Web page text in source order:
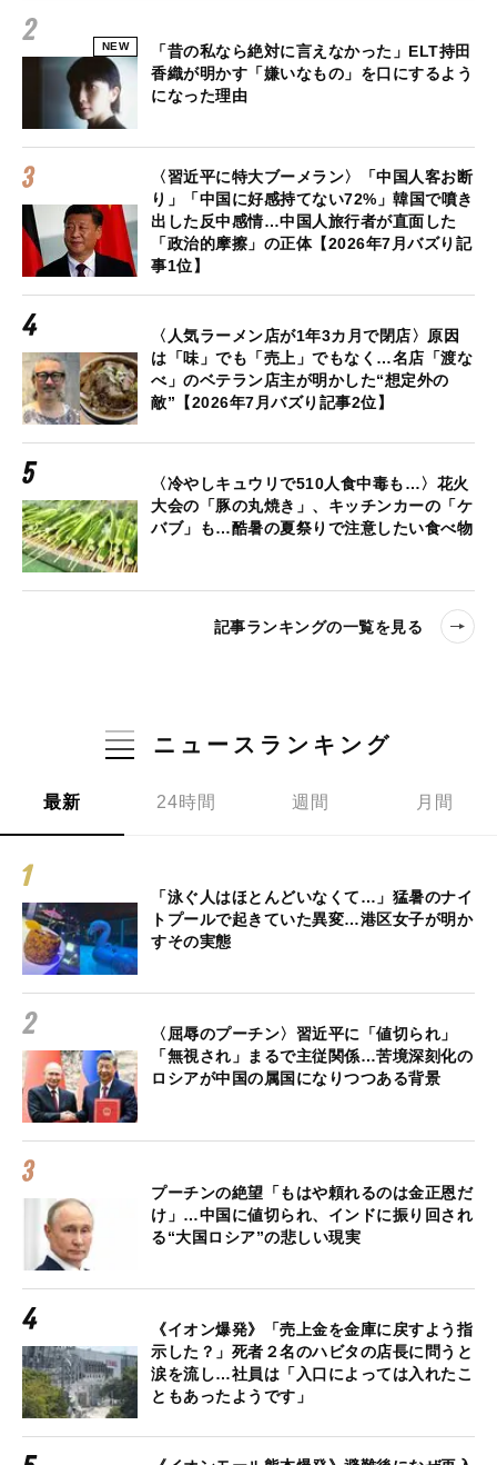
NEW
「昔の私なら絶対に言えなかった」ELT持田
香織が明かす「嫌いなもの」を口にするよう
になった理由
〈習近平に特大ブーメラン〉「中国人客お断
り」「中国に好感持てない72%」韓国で噴き
出した反中感情…中国人旅行者が直面した
「政治的摩擦」の正体【2026年7月バズり記
事1位】
〈人気ラーメン店が1年3カ月で閉店〉原因
は「味」でも「売上」でもなく…名店「渡な
べ」のベテラン店主が明かした“想定外の
敵”【2026年7月バズり記事2位】
〈冷やしキュウリで510人食中毒も…〉花火
大会の「豚の丸焼き」、キッチンカーの「ケ
バブ」も…酷暑の夏祭りで注意したい食べ物
記事ランキングの一覧を見る
ニュースランキング
最新 24時間 週間 月間
「泳ぐ人はほとんどいなくて…」猛暑のナイ
トプールで起きていた異変…港区女子が明か
すその実態
〈屈辱のプーチン〉習近平に「値切られ」
「無視され」まるで主従関係…苦境深刻化の
ロシアが中国の属国になりつつある背景
プーチンの絶望「もはや頼れるのは金正恩だ
け」…中国に値切られ、インドに振り回され
る“大国ロシア”の悲しい現実
《イオン爆発》「売上金を金庫に戻すよう指
示した？」死者２名のハビタの店長に問うと
涙を流し…社員は「入口によっては入れたこ
ともあったようです」